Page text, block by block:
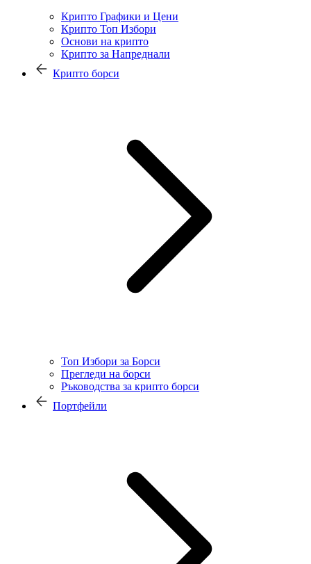
Крипто Графики и Цени
Крипто Топ Избори
Основи на крипто
Крипто за Напреднали
Крипто борси
Топ Избори за Борси
Прегледи на борси
Ръководства за крипто борси
Портфейли